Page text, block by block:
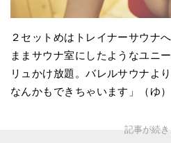
２セットめはトレイナーサウナ
ままサウナ室にしたようなユニ
リュかけ放題。バレルサウナよ
なんかもできちゃいます」（ゆ）